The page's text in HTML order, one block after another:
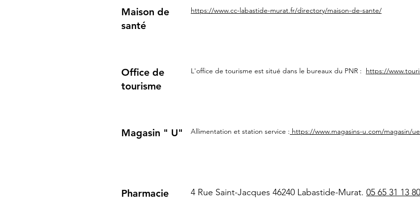
Maison de
santé
https://www.cc-labastide-murat.fr/directory/maison-de-sante/
Office de
tourisme
L'office de tourisme est situé dans le bureaux du PNR : https://
Magasin " U" Allimentation et station service : https://www.magasins-u.com/magasin/
Pharmacie 4 Rue Saint-Jacques 46240 Labastide-Murat. 05 65 31 13 80